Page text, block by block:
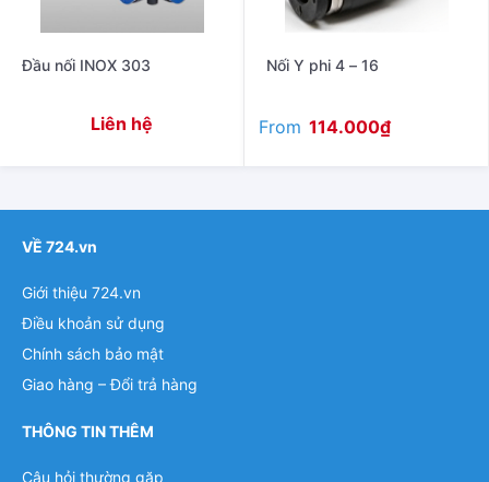
Đầu nối INOX 303
Liên hệ
Nối Y phi 4 – 16
From 114.000₫
VỀ 724.vn
Giới thiệu 724.vn
Điều khoản sử dụng
Chính sách bảo mật
Giao hàng – Đổi trả hàng
THÔNG TIN THÊM
Câu hỏi thường gặp